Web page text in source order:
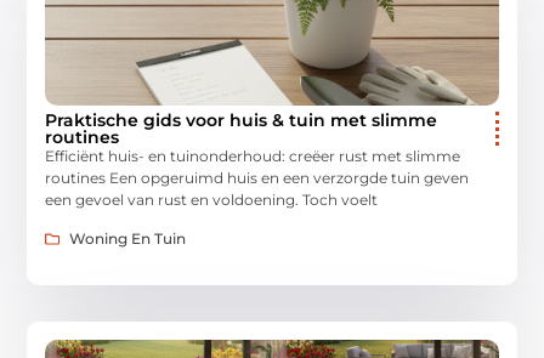
Praktische gids voor huis & tuin met slimme
routines
Efficiënt huis- en tuinonderhoud: creëer rust met slimme
routines Een opgeruimd huis en een verzorgde tuin geven
een gevoel van rust en voldoening. Toch voelt
Woning En Tuin